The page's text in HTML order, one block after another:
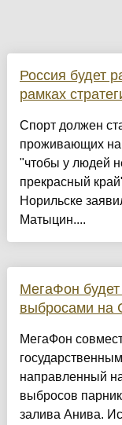
Россия будет
рамках
Спорт должен
проживающих на
"чтобы у людей
прекрасный
Норильске
Матыцин....
МегаФон
выбросами на
МегаФон
направленный
выбросов
залива Анива.